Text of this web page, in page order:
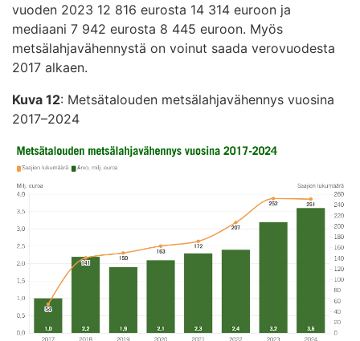
vuoden 2023 12 816 eurosta 14 314 euroon ja
mediaani 7 942 eurosta 8 445 euroon. Myös
metsälahjavähennystä on voinut saada verovuodesta
2017 alkaen.
Kuva 12: Metsätalouden metsälahjavähennys vuosina
2017–2024